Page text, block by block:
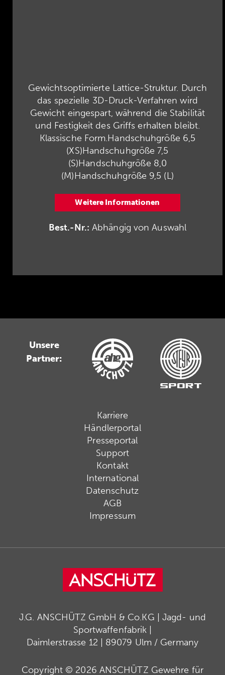
Gewichtsoptimierte Lattice-Struktur. Durch
das spezielle 3D-Druck-Verfahren wird
Gewicht eingespart, während die Stabilität
und Festigkeit des Griffs erhalten bleibt.
Klassische Form.Handschuhgröße 6,5
(XS)Handschuhgröße 7,5
(S)Handschuhgröße 8,0
(M)Handschuhgröße 9,5 (L)
Weitere Informationen
Best.-Nr.: Abhängig von Auswahl
Unsere
Partner:
Karriere
Händlerportal
Presseportal
Support
Kontakt
International
Datenschutz
AGB
Impressum
J.G. ANSCHÜTZ GmbH & Co.KG | Jagd- und
Sportwaffenfabrik |
Daimlerstrasse 12 | 89079 Ulm / Germany
Copyright © 2026 ANSCHÜTZ Gewehre für